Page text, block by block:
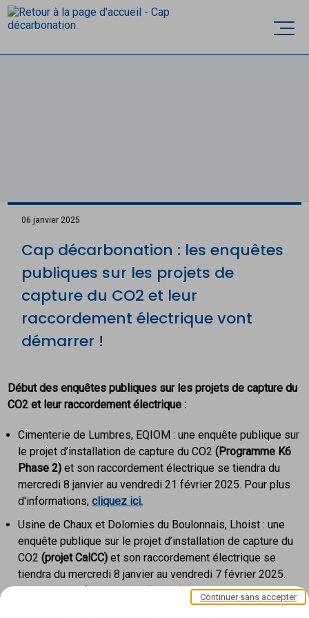
Accèder directement au contenu
06 janvier 2025
Cap décarbonation : les enquêtes
publiques sur les projets de
capture du CO2 et leur
raccordement électrique vont
démarrer !
Début des enquêtes publiques sur les projets de capture du
CO2 et leur raccordement électrique :
Cimenterie de Lumbres, EQIOM : une enquête publique sur
le projet d’installation de capture du CO2(Programme K6
Phase 2) et son raccordement électrique se tiendra du
mercredi 8 janvier au vendredi 21 février 2025. Pour plus
d'informations,cliquez ici.
Usine de Chaux et Dolomies du Boulonnais, Lhoist : une
enquête publique sur le projet d’installation de capture du
CO2(projet CalCC) et son raccordement électrique se
tiendra du mercredi 8 janvier au vendredi 7 février 2025.
cliquez ici. Continuer sans accepter